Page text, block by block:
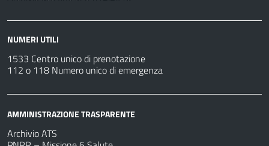
NUMERI UTILI
1533 Centro unico di prenotazione
112 o 118 Numero unico di emergenza
AMMINISTRAZIONE TRASPARENTE
Archivio ATS